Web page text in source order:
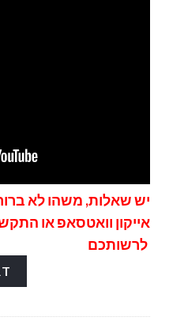
יש שאלות, משהו לא
אייקון וואטסאפאו